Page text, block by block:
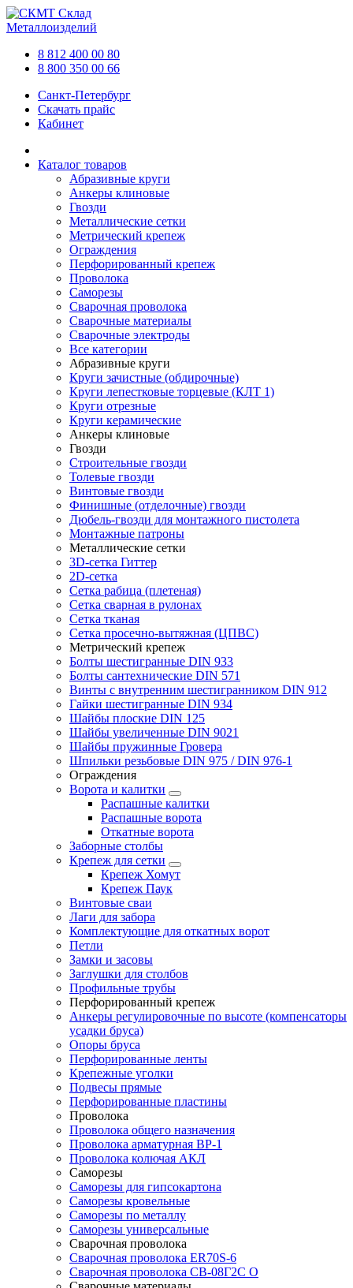
Склад
Металлоизделий
8 812 400 00 80
8 800 350 00 66
Санкт-Петербург
Скачать прайс
Кабинет
Каталог товаров
Абразивные круги
Анкеры клиновые
Гвозди
Металлические сетки
Метрический крепеж
Ограждения
Перфорированный крепеж
Проволока
Саморезы
Сварочная проволока
Сварочные материалы
Сварочные электроды
Все категории
Абразивные круги
Круги зачистные (обдирочные)
Круги лепестковые торцевые (КЛТ 1)
Круги отрезные
Круги керамические
Анкеры клиновые
Гвозди
Строительные гвозди
Толевые гвозди
Винтовые гвозди
Финишные (отделочные) гвозди
Дюбель-гвозди для монтажного пистолета
Монтажные патроны
Металлические сетки
3D-сетка Гиттер
2D-сетка
Сетка рабица (плетеная)
Сетка сварная в рулонах
Сетка тканая
Сетка просечно-вытяжная (ЦПВС)
Метрический крепеж
Болты шестигранные DIN 933
Болты сантехнические DIN 571
Винты с внутренним шестигранником DIN 912
Гайки шестигранные DIN 934
Шайбы плоские DIN 125
Шайбы увеличенные DIN 9021
Шайбы пружинные Гровера
Шпильки резьбовые DIN 975 / DIN 976-1
Ограждения
Ворота и калитки
Распашные калитки
Распашные ворота
Откатные ворота
Заборные столбы
Крепеж для сетки
Крепеж Хомут
Крепеж Паук
Винтовые сваи
Лаги для забора
Комплектующие для откатных ворот
Петли
Замки и засовы
Заглушки для столбов
Профильные трубы
Перфорированный крепеж
Анкеры регулировочные по высоте (компенсаторы
усадки бруса)
Опоры бруса
Перфорированные ленты
Крепежные уголки
Подвесы прямые
Перфорированные пластины
Проволока
Проволока общего назначения
Проволока арматурная ВР-1
Проволока колючая АКЛ
Саморезы
Саморезы для гипсокартона
Саморезы кровельные
Саморезы по металлу
Саморезы универсальные
Сварочная проволока
Сварочная проволока ER70S-6
Сварочная проволока СВ-08Г2С О